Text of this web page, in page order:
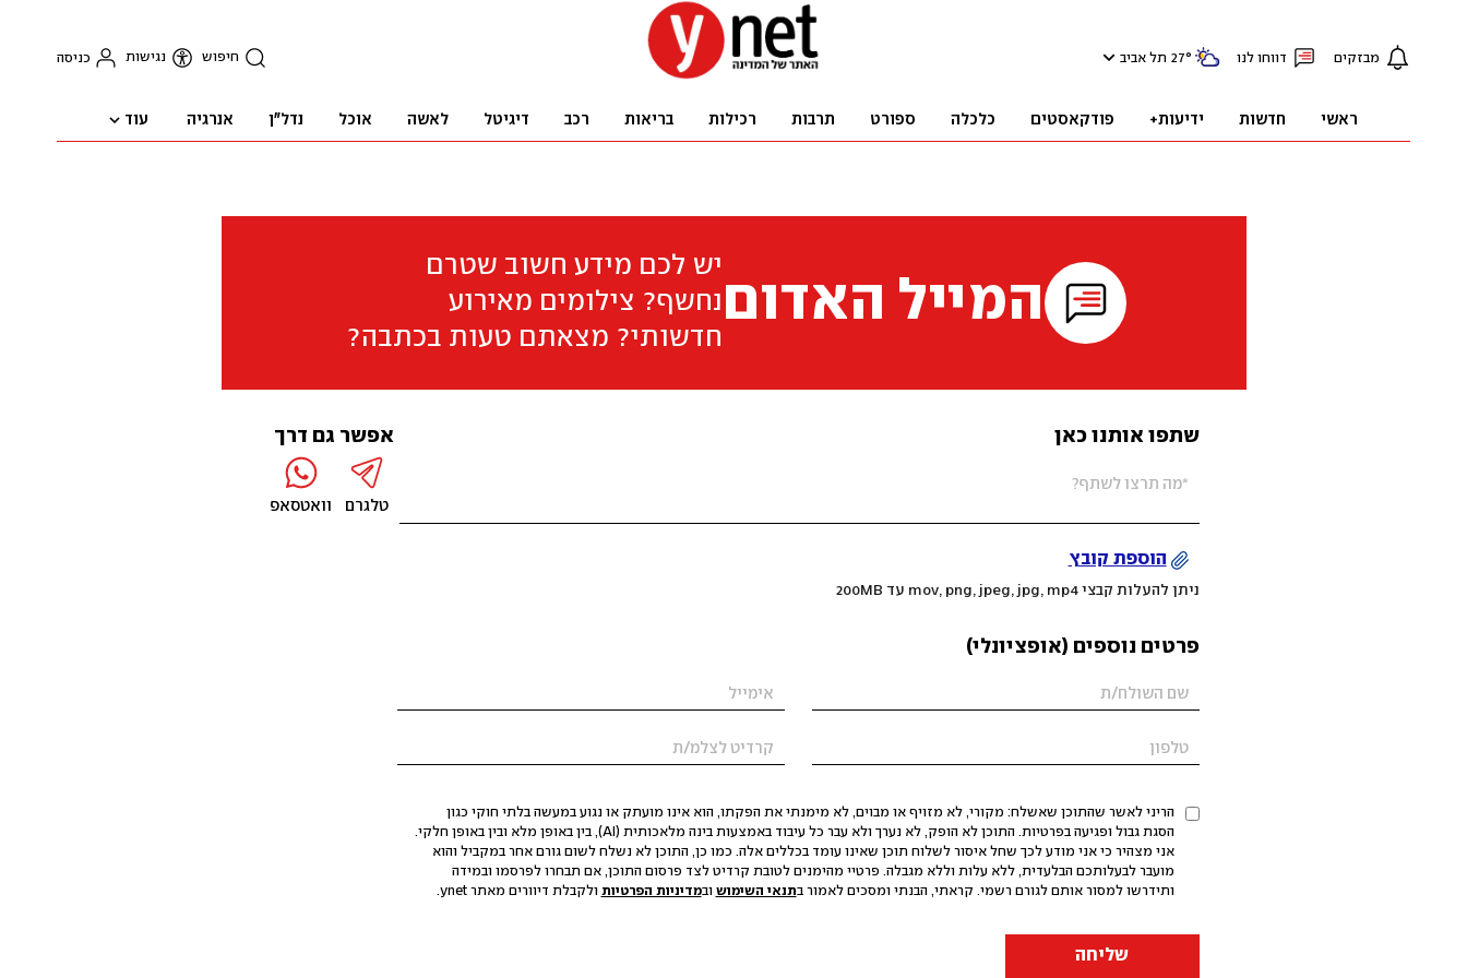
מבזקים דווחו לנו 27° תל אביב חיפוש נגישות כניסה
ראשי חדשות ידיעות+ פודקאסטים כלכלה ספורט תרבות רכילות בריאות רכב דיגיטל לאשה אוכל נדל"ן אנרגיה עוד
המייל האדום
יש לכם מידע חשוב שטרם
נחשף? צילומים מאירוע
חדשותי? מצאתם טעות בכתבה?
שתפו אותנו כאן
הוספת קובץ
ניתן להעלות קבצי mov, png, jpeg, jpg, mp4 עד 200MB
פרטים נוספים (אופציונלי)
הריני לאשר שהתוכן שאשלח: מקורי, לא מזויף או מבוים, לא מימנתי את הפקתו, הוא אינו מועתק או נגוע במעשה בלתי חוקי כגון
הסגת גבול ופגיעה בפרטיות. התוכן לא הופק, לא נערך ולא עבר כל עיבוד באמצעות בינה מלאכותית (AI), בין באופן מלא ובין באופן חלקי.
אני מצהיר כי אני מודע לכך שחל איסור לשלוח תוכן שאינו עומד בכללים אלה. כמו כן, התוכן לא נשלח לשום גורם אחר במקביל והוא
מועבר לבעלותכם הבלעדית, ללא עלות וללא מגבלה. פרטיי מהימנים לטובת קרדיט לצד פרסום התוכן, אם תבחרו לפרסמו ובמידה
ותידרשו למסור אותם לגורם רשמי. קראתי, הבנתי ומסכים לאמור בתנאי השימוש ובמדיניות הפרטיות ולקבלת דיוורים מאתר ynet.
שליחה
אפשר גם דרך
טלגרם וואטסאפ